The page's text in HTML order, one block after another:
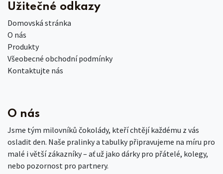
Užitečné odkazy
Domovská stránka
O nás
Produkty
Všeobecné obchodní podmínky
Kontaktujte nás
O nás
Jsme tým milovníků čokolády, kteří chtějí každému z vás
osladit den. Naše pralinky a tabulky připravujeme na míru pro
malé i větší zákazníky – ať už jako dárky pro přátelé, kolegy,
nebo pozornost pro partnery.